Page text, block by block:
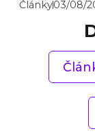
Články03/08/